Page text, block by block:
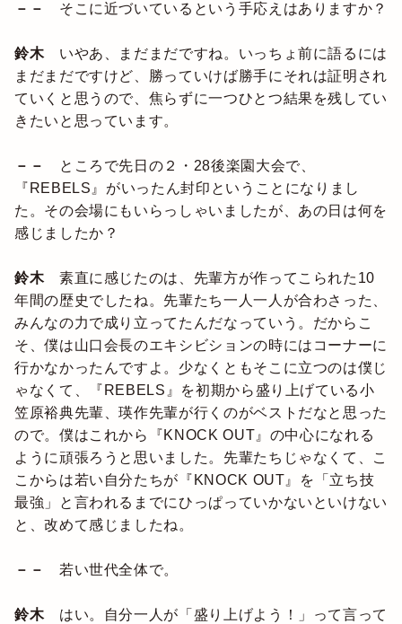
－－ そこに近づいているという手応えはありますか？
鈴木いやあ、まだまだですね。いっちょ前に語るには
まだまだですけど、勝っていけば勝手にそれは証明され
ていくと思うので、焦らずに一つひとつ結果を残してい
きたいと思っています。
－－
ところで先日の２・28後楽園大会で、
『REBELS』がいったん封印ということになりまし
た。その会場にもいらっしゃいましたが、あの日は何を
感じましたか？
鈴木素直に感じたのは、先輩方が作ってこられた10
年間の歴史でしたね。先輩たち一人一人が合わさった、
みんなの力で成り立ってたんだなっていう。だからこ
そ、僕は山口会長のエキシビションの時にはコーナーに
行かなかったんですよ。少なくともそこに立つのは僕じ
ゃなくて、『REBELS』を初期から盛り上げている小
笠原裕典先輩、瑛作先輩が行くのがベストだなと思った
ので。僕はこれから『KNOCK OUT』の中心になれる
ように頑張ろうと思いました。先輩たちじゃなくて、こ
こからは若い自分たちが『KNOCK OUT』を「立ち技
最強」と言われるまでにひっぱっていかないといけない
と、改めて感じましたね。
－－ 若い世代全体で。
鈴木はい。自分一人が「盛り上げよう！」って言って